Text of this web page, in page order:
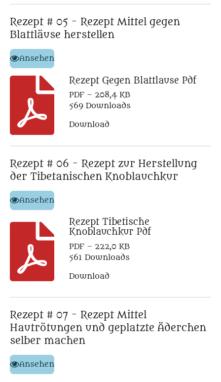
Rezept # 05 - Rezept Mittel gegen
Blattläuse herstellen
Ansehen
Rezept Gegen Blattlause Pdf
PDF – 208,4 KB
569 Downloads
Download
Rezept # 06 - Rezept zur Herstellung
der Tibetanischen Knoblauchkur
Ansehen
Rezept Tibetische
Knoblauchkur Pdf
PDF – 222,0 KB
561 Downloads
Download
Rezept # 07 - Rezept Mittel
Hautrötungen und geplatzte Äderchen
selber machen
Ansehen